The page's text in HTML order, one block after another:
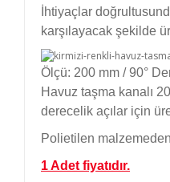
İhtiyaçlar
karşılayacak şekilde
Ölçü: 200 mm / 90°
Havuz taşma kanalı
derecelik açılar için
Polietilen
1 Adet fiyatıdır.